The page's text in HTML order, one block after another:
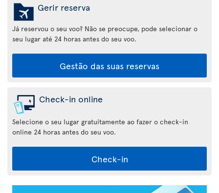
Gerir reserva
Já reservou o seu voo? Não se preocupe, pode selecionar o
seu lugar até 24 horas antes do seu voo.
Gestão das suas reservas
Check-in online
Selecione o seu lugar gratuitamente ao fazer o check-in
online 24 horas antes do seu voo.
Check-in